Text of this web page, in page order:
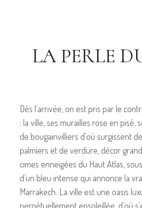
LA PERLE
Dès l’arrivée, on est pris par le
: la ville, ses murailles rose en pisé,
de bougainvilliers d’où surgissent
palmiers et de verdure, décor
cimes enneigées du Haut Atlas,
d’un bleu intense qui annonce la
Marrakech. La ville est une oasis
perpétuellement ensoleillée, d’où